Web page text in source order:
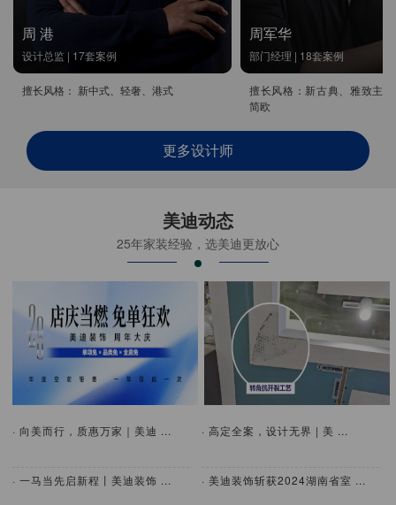
周 港
设计总监 | 17套案例
擅长风格： 新中式、轻奢、港式
周军华
部门经理 | 18套案例
擅长风格：新古典、雅致主
简欧
更多设计师
美迪动态
25年家装经验，选美迪更放心
· 向美而行，质惠万家｜美迪 ...
· 一马当先启新程丨美迪装饰 ...
· 高定全案，设计无界 | 美 ...
· 美迪装饰斩获2024湖南省室 ...